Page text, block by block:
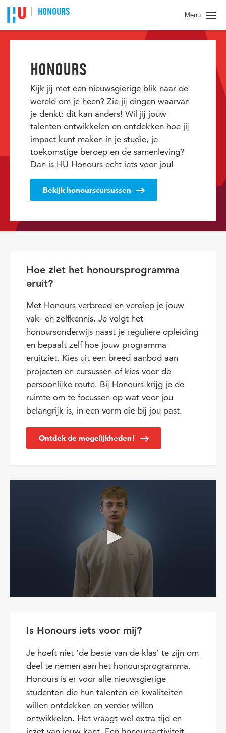
Spring naar pagina inhoud
HONOURS Menu
HONOURS
Kijk jij met een nieuwsgierige blik naar de
wereld om je heen? Zie jij dingen waarvan
je denkt: dit kan anders! Wil jij jouw
talenten ontwikkelen en ontdekken hoe jij
impact kunt maken in je studie, je
toekomstige beroep en de samenleving?
Dan is HU Honours echt iets voor jou!
Bekijk honourscursussen
Hoe ziet het honoursprogramma
eruit?
Met Honours verbreed en verdiep je jouw
vak- en zelfkennis. Je volgt het
honoursonderwijs naast je reguliere opleiding
en bepaalt zelf hoe jouw programma
eruitziet. Kies uit een breed aanbod aan
projecten en cursussen of kies voor de
persoonlijke route. Bij Honours krijg je de
ruimte om te focussen op wat voor jou
belangrijk is, in een vorm die bij jou past.
Ontdek de mogelijkheden!
Is Honours iets voor mij?
Je hoeft niet ‘de beste van de klas’ te zijn om
deel te nemen aan het honoursprogramma.
Honours is er voor alle nieuwsgierige
studenten die hun talenten en kwaliteiten
willen ontdekken en verder willen
ontwikkelen. Het vraagt wel extra tijd en